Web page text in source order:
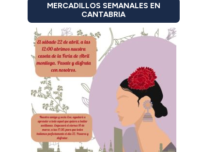
MERCADILLOS SEMANALES EN
CANTABRIA